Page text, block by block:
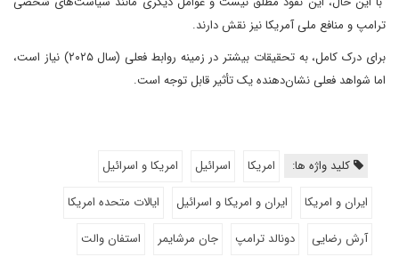
ترامپ و منافع ملی آمریکا نیز نقش دارند.
برای درک کامل، به تحقیقات بیشتر در زمینه روابط فعلی (سال ۲۰۲۵) نیاز است،
اما شواهد فعلی نشان‌دهنده یک تأثیر قابل توجه است.
کلید واژه ها: امریکا اسرائیل
امریکا و اسرائیل
ایران و امریکا
ایران و امریکا و اسرائیل
ایالات متحده امریکا
آرش رضایی
دونالد ترامپ جان مرشایمر
استفان والت